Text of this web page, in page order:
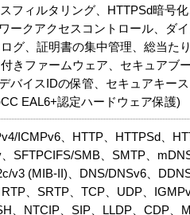
フィルタリング、HTTPSd暗号
ークアクセスコントロール、ダ
グ、証明書の集中管理、総当た
きファームウェア、セキュアブ
バイスIDの保管、セキュアキー
EAL6+認定ハードウェア保護)
ICMPv6、HTTP、HTTPSd、
SFTPCIFS/SMB、SMTP、
v3 (MIB-II)、DNS/DNSv6、
、SRTP、TCP、UDP、
、NTCIP、SIP、LLDP、CDP、